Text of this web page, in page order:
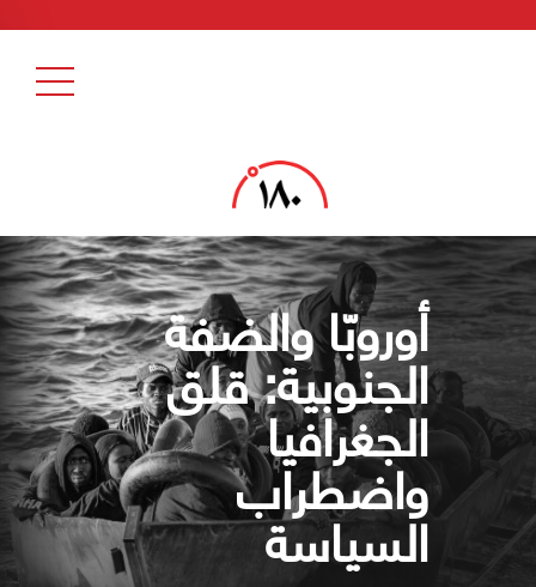
أوروبّا والضفة
الجنوبية: قلق
الجغرافيا
واضطراب
السياسة